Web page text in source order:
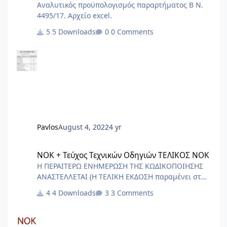
Αναλυτικός προϋπολογισμός παραρτήματος Β Ν.
4495/17. Αρχείο excel.
5 Downloads
0 Comments
PavlosAugust 4, 20224 yr
ΝΟΚ + Τεύχος Τεχνικών Οδηγιών ΤΕΛΙΚΟΣ ΝΟΚ
Η ΠΕΡΑΙΤΕΡΩ ΕΝΗΜΕΡΩΣΗ ΤΗΣ ΚΩΔΙΚΟΠΟΙΗΣΗΣ
ΑΝΑΣΤΕΛΛΕΤΑΙ (Η ΤΕΛΙΚΗ ΕΚΔΟΣΗ παραμένει στα
ΑΡΙΣΤΟΤΕΛΗΣ - Ρητορική (1375b) - “οὐδὲν
4 Downloads 3 Comments